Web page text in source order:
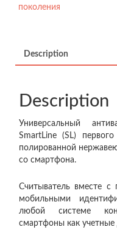
поколения
Description
Description
Универсальный
SmartLine (SL)
полированной
со смартфона.
Считыватель вместе
мобильными
любой системе
смартфоны как